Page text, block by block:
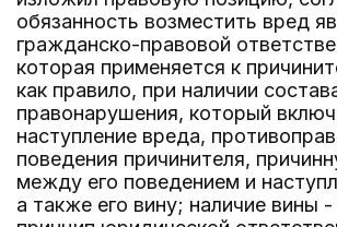
обязанность возместить вред
гражданско-правовой
которая применяется к
как правило, при наличии
правонарушения, который
наступление вреда,
поведения причинителя,
между его поведением и
а также его вину; наличие вины